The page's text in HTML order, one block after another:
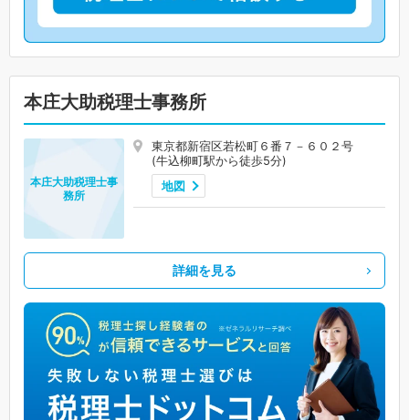
本庄大助税理士事務所
東京都新宿区若松町６番７－６０２号
(牛込柳町駅から徒歩5分)
地図
本庄大助税理士事
務所
詳細を見る